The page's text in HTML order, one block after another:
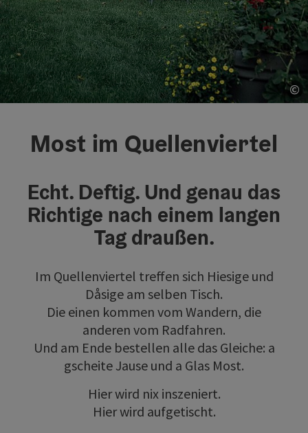
©
Most im Quellenviertel
Echt. Deftig. Und genau das
Richtige nach einem langen
Tag draußen.
Im Quellenviertel treffen sich Hiesige und
Dåsige am selben Tisch.
Die einen kommen vom Wandern, die
anderen vom Radfahren.
Und am Ende bestellen alle das Gleiche: a
gscheite Jause und a Glas Most.
Hier wird nix inszeniert.
Hier wird aufgetischt.